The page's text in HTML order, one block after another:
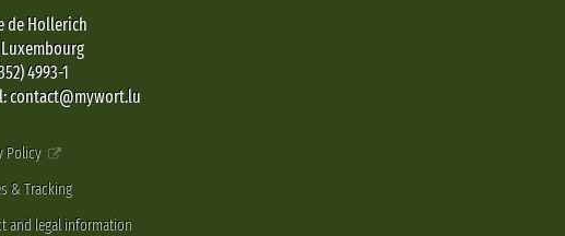
de Hollerich
Luxembourg
4993-1
contact@mywort.lu
Policy
& Tracking
and legal information